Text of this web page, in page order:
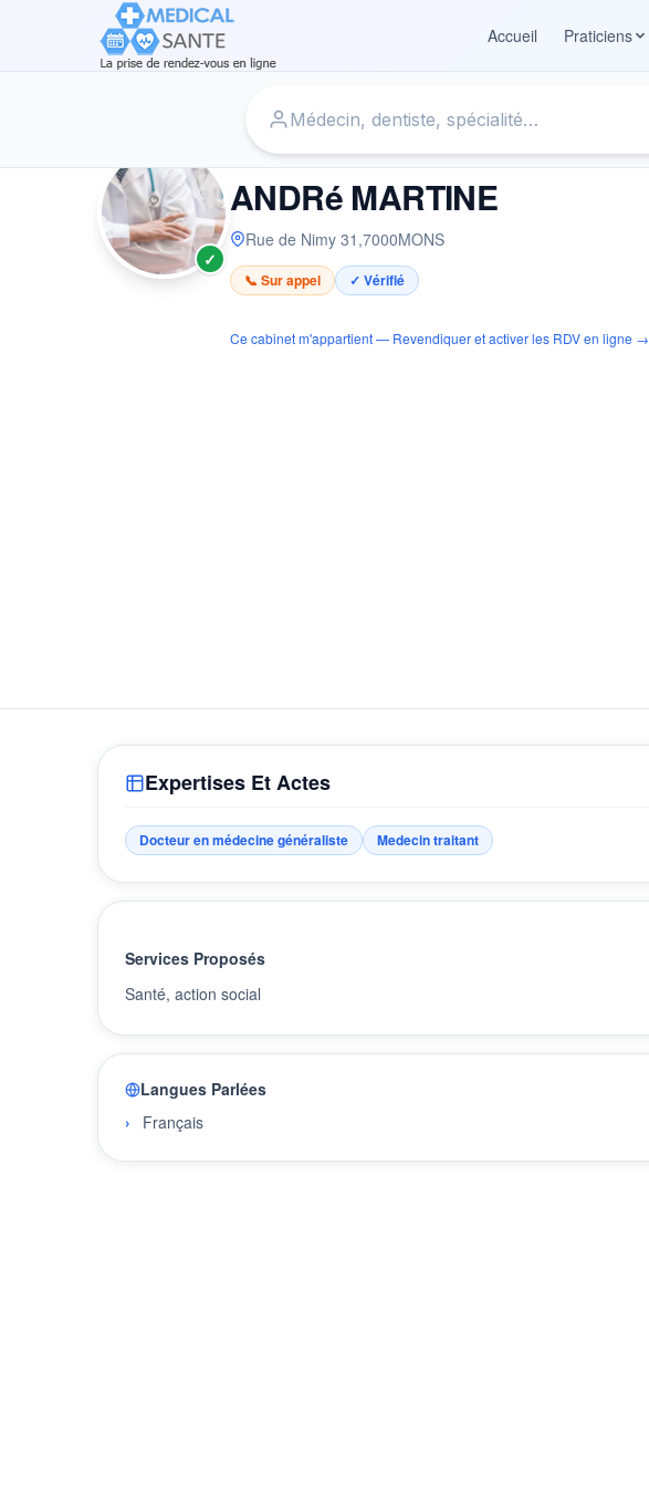
Accueil
Praticiens
✓
MÉDECIN
ANDRé MARTINE
Rue de Nimy 31 ,7000MONS
📞 Sur appel ✓ Vérifié
Ce cabinet m'appartient — Revendiquer et activer les RDV en ligne →
Expertises Et Actes
Docteur en médecine généraliste Medecin traitant
Services Proposés
Santé, action social
Langues Parlées
Français